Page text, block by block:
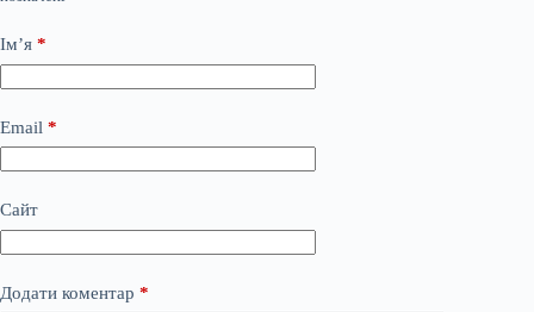
Ім’я *
Email *
Сайт
Додати коментар *